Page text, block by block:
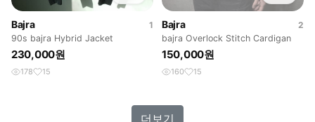
Bajra
1
90s bajra Hybrid Jacket
230,000원
178 15
Bajra
2
bajra Overlock Stitch Cardigan
150,000원
160 15
더보기